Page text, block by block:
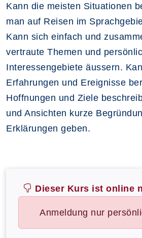
Kann die meisten Situationen
man auf Reisen im
Kann sich einfach und
vertraute Themen und
Interessengebiete äussern.
Erfahrungen und Ereignisse
Hoffnungen und Ziele
und Ansichten kurze
Erklärungen geben.
Dieser Kurs ist online
Anmeldung nur